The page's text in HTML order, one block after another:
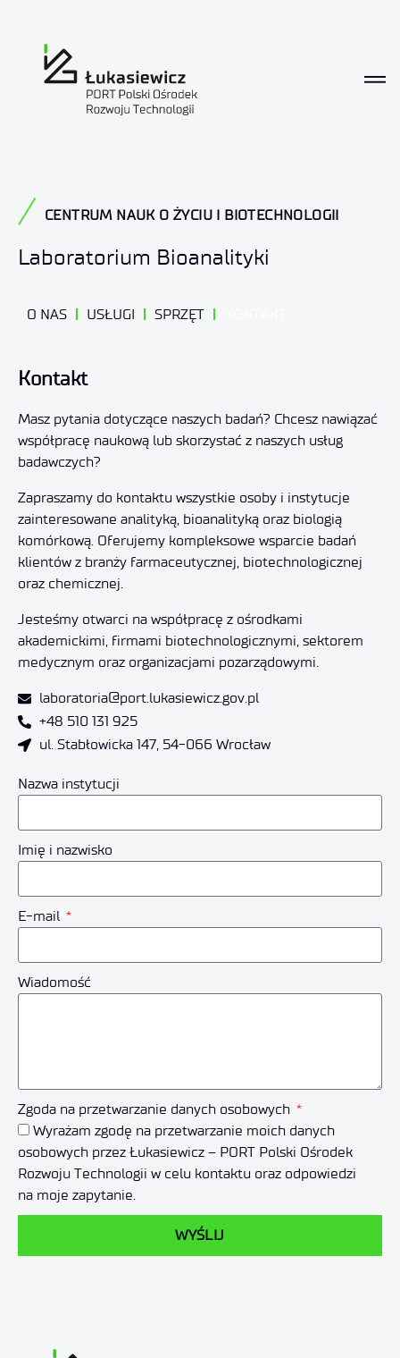
CENTRUM NAUK O ŻYCIU I BIOTECHNOLOGII
Laboratorium Bioanalityki
O NAS USŁUGI SPRZĘT
Kontakt
Masz pytania dotyczące naszych badań? Chcesz nawiązać
współpracę naukową lub skorzystać z naszych usług
badawczych?
Zapraszamy do kontaktu wszystkie osoby i instytucje
zainteresowane analityką, bioanalityką oraz biologią
komórkową. Oferujemy kompleksowe wsparcie badań
klientów z branży farmaceutycznej, biotechnologicznej
oraz chemicznej.
Jesteśmy otwarci na współpracę z ośrodkami
akademickimi, firmami biotechnologicznymi, sektorem
medycznym oraz organizacjami pozarządowymi.
laboratoria@port.lukasiewicz.gov.pl
+48 510 131 925
ul. Stabłowicka 147, 54-066 Wrocław
Nazwa instytucji
Imię i nazwisko
E-mail
Wiadomość
Zgoda na przetwarzanie danych osobowych
Wyrażam zgodę na przetwarzanie moich danych
osobowych przez Łukasiewicz – PORT Polski Ośrodek
Rozwoju Technologii w celu kontaktu oraz odpowiedzi
na moje zapytanie.
WYŚLIJ